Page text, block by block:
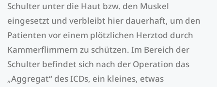
Schulter unter die Haut bzw. den Muskel
eingesetzt und verbleibt hier dauerhaft, um den
Patienten vor einem plötzlichen Herztod durch
Kammerflimmern zu schützen. Im Bereich der
Schulter befindet sich nach der Operation das
„Aggregat“ des ICDs, ein kleines, etwas